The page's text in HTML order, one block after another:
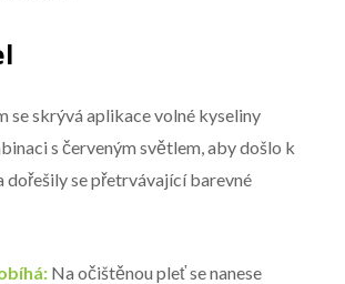
se skrývá aplikace volné kyseliny
s červeným světlem, aby došlo k
dořešily se přetrvávající barevné
Na očištěnou pleť se nanese